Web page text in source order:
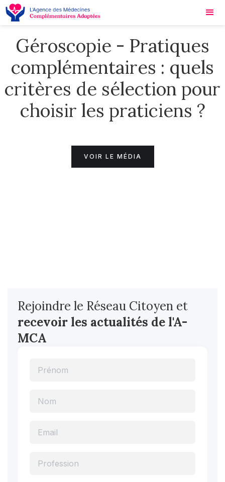
Géroscopie - Pratiques
complémentaires : quels
critères de sélection pour
choisir les praticiens ?
VOIR LE MÉDIA
Rejoindre le Réseau Citoyen et
recevoir les actualités de l'A-
MCA